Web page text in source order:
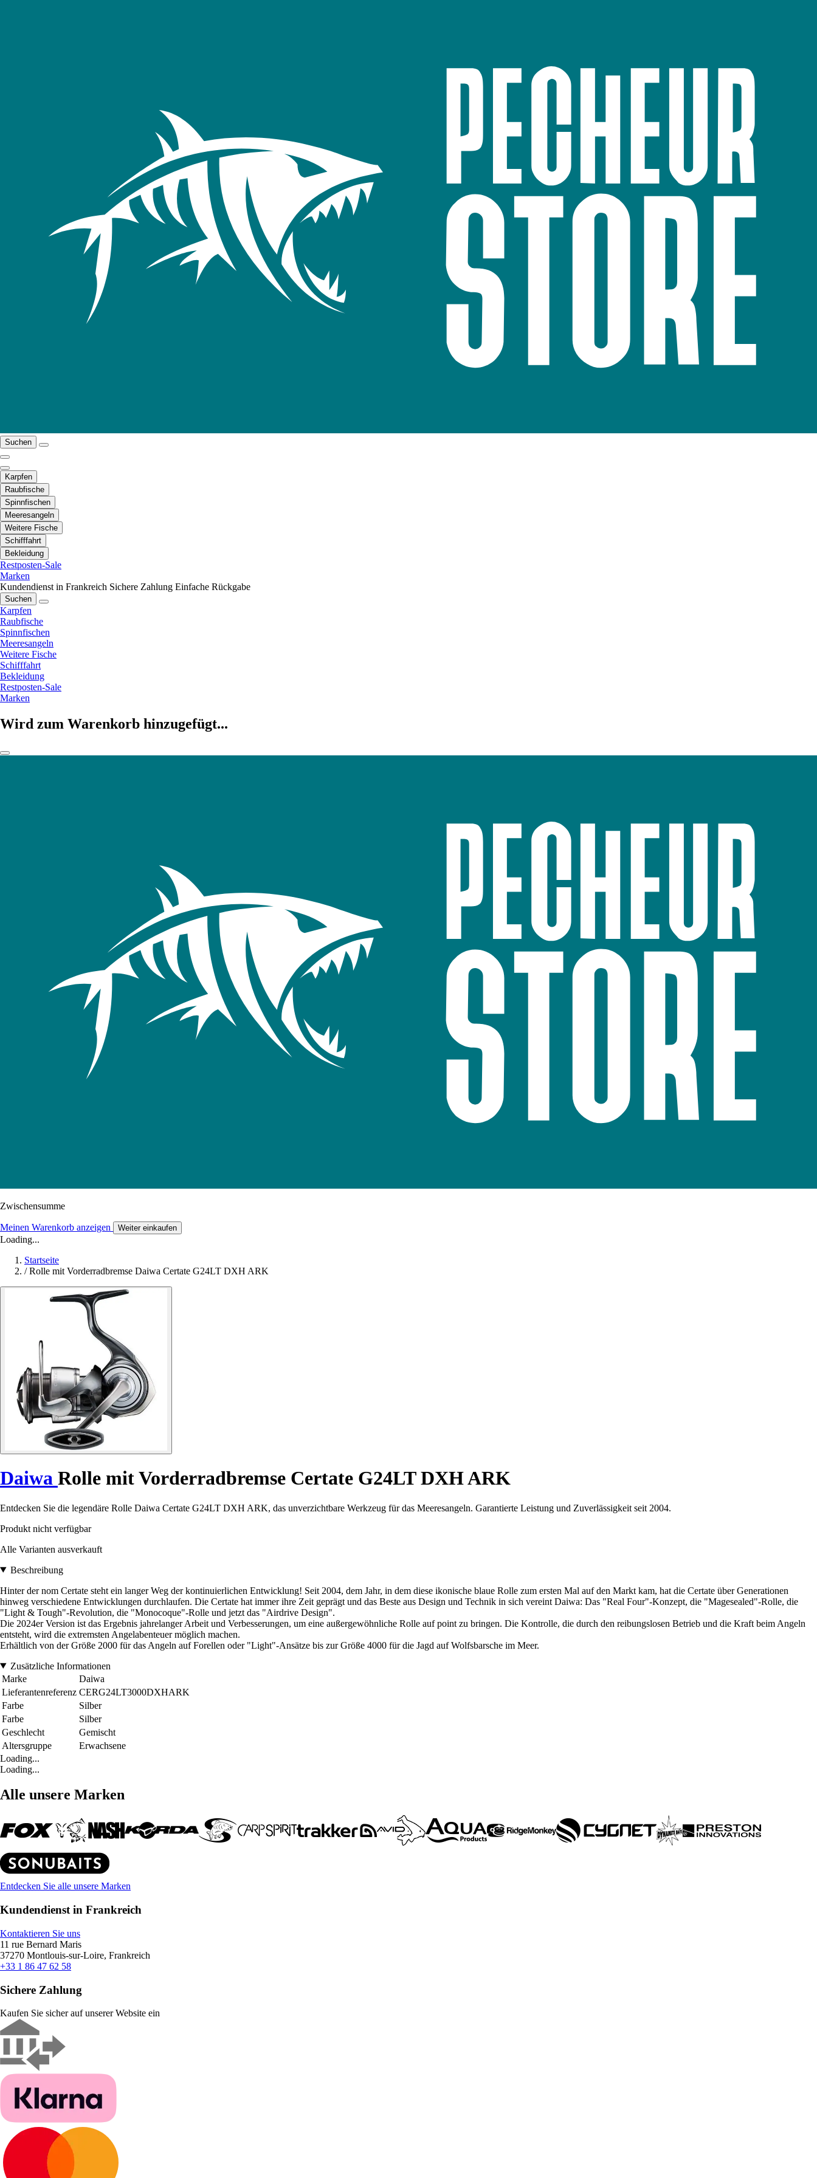
Suchen
Karpfen
Raubfische
Spinnfischen
Meeresangeln
Weitere Fische
Schifffahrt
Bekleidung
Restposten-Sale
Marken
Kundendienst in Frankreich Sichere Zahlung Einfache Rückgabe
Suchen
Karpfen
Raubfische
Spinnfischen
Meeresangeln
Weitere Fische
Schifffahrt
Bekleidung
Restposten-Sale
Marken
Wird zum Warenkorb hinzugefügt...
Zwischensumme
Meinen Warenkorb anzeigen Weiter einkaufen
Loading...
Startseite
/ Rolle mit Vorderradbremse Daiwa Certate G24LT DXH ARK
Daiwa Rolle mit Vorderradbremse Certate G24LT DXH ARK
Entdecken Sie die legendäre Rolle Daiwa Certate G24LT DXH ARK, das unverzichtbare Werkzeug für das Meeresangeln. Garantierte Leistung und Zuverlässigkeit seit 2004.
Produkt nicht verfügbar
Alle Varianten ausverkauft
Beschreibung
Hinter der nom Certate steht ein langer Weg der kontinuierlichen Entwicklung! Seit 2004, dem Jahr, in dem diese ikonische blaue Rolle zum ersten Mal auf den Markt kam, hat die Certate über Generationen
hinweg verschiedene Entwicklungen durchlaufen. Die Certate hat immer ihre Zeit geprägt und das Beste aus Design und Technik in sich vereint Daiwa: Das "Real Four"-Konzept, die "Magesealed"-Rolle, die
"Light & Tough"-Revolution, die "Monocoque"-Rolle und jetzt das "Airdrive Design".
Die 2024er Version ist das Ergebnis jahrelanger Arbeit und Verbesserungen, um eine außergewöhnliche Rolle auf point zu bringen. Die Kontrolle, die durch den reibungslosen Betrieb und die Kraft beim Angeln
entsteht, wird die extremsten Angelabenteuer möglich machen.
Erhältlich von der Größe 2000 für das Angeln auf Forellen oder "Light"-Ansätze bis zur Größe 4000 für die Jagd auf Wolfsbarsche im Meer.
Zusätzliche Informationen
Marke
Daiwa
Lieferantenreferenz CERG24LT3000DXHARK
Farbe
Silber
Farbe
Silber
Geschlecht
Gemischt
Altersgruppe
Erwachsene
Loading...
Loading...
Alle unsere Marken
Entdecken Sie alle unsere Marken
Kundendienst in Frankreich
Kontaktieren Sie uns
11 rue Bernard Maris
37270 Montlouis-sur-Loire, Frankreich
+33 1 86 47 62 58
Sichere Zahlung
Kaufen Sie sicher auf unserer Website ein